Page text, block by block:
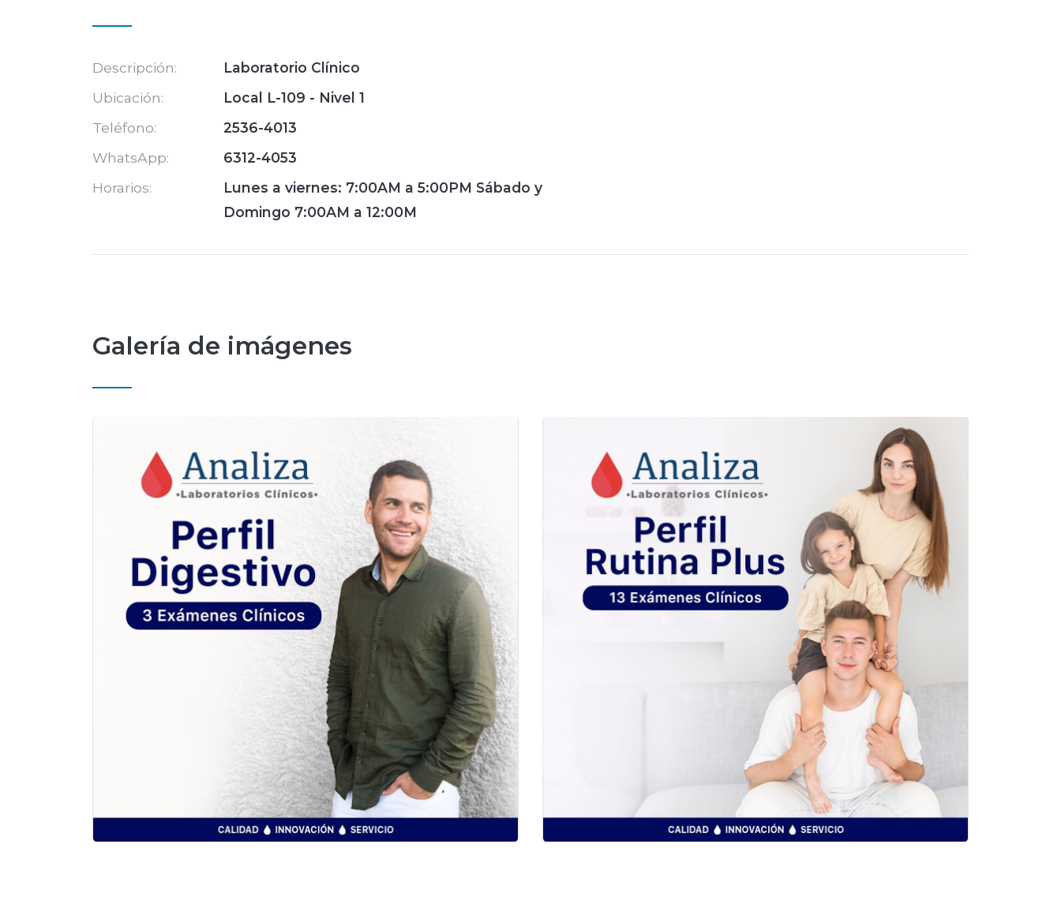
Descripción:
Laboratorio Clínico
Ubicación:
Local L-109 - Nivel 1
Teléfono:
2536-4013
WhatsApp:
6312-4053
Horarios:
Lunes a viernes: 7:00AM a 5:00PM Sábado y
Domingo 7:00AM a 12:00M
Galería de imágenes